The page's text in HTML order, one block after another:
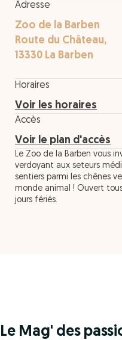
Adresse
Zoo de la Barben
Route du Château,
13330 La Barben
Horaires
Voir les horaires
Accès
Voir le plan d'accès
Le Zoo de la Barben vous
verdoyant aux seteurs
sentiers parmi les chênes
monde animal ! Ouvert
jours fériés.
Le Mag' des